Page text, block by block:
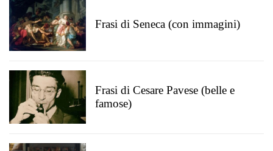
Frasi di Seneca (con immagini)
Frasi di Cesare Pavese (belle e
famose)